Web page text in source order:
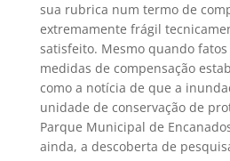
sua rubrica num termo de
extremamente frágil
satisfeito. Mesmo quando
medidas de compensação
como a notícia de que a
unidade de conservação de
Parque Municipal de
ainda, a descoberta de